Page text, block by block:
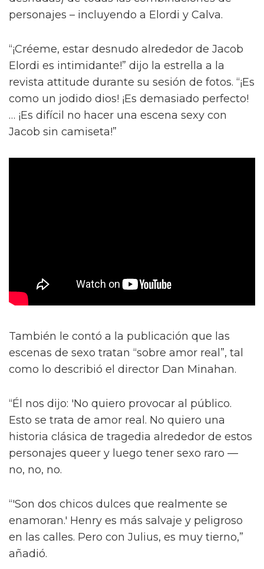
personajes – incluyendo a Elordi y Calva.
“¡Créeme, estar desnudo alrededor de Jacob
Elordi es intimidante!” dijo la estrella a la
revista attitude durante su sesión de fotos. “¡Es
como un jodido dios! ¡Es demasiado perfecto!
… ¡Es difícil no hacer una escena sexy con
Jacob sin camiseta!”
También le contó a la publicación que las
escenas de sexo tratan “sobre amor real”, tal
como lo describió el director Dan Minahan.
“Él nos dijo: 'No quiero provocar al público.
Esto se trata de amor real. No quiero una
historia clásica de tragedia alrededor de estos
personajes queer y luego tener sexo raro —
no, no, no.
“'Son dos chicos dulces que realmente se
enamoran.' Henry es más salvaje y peligroso
en las calles. Pero con Julius, es muy tierno,”
añadió.